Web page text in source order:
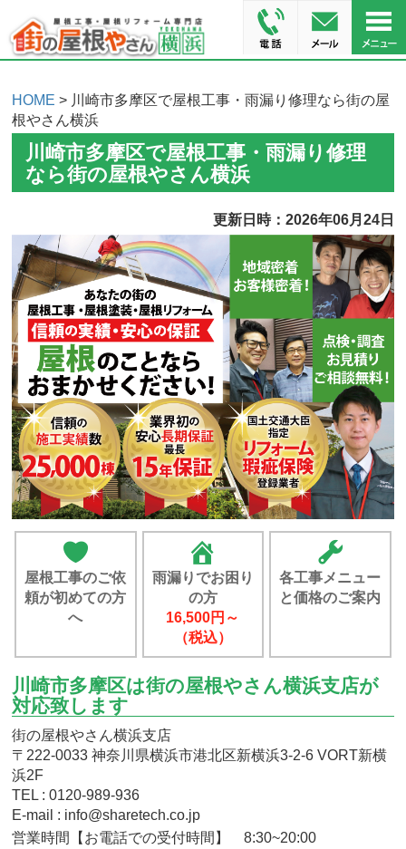
HOME > 川崎市多摩区で屋根工事・雨漏り修理なら街の屋
根やさん横浜
川崎市多摩区で屋根工事・雨漏り修理
なら街の屋根やさん横浜
更新日時：2026年06月24日
屋根工事のご依
頼が初めての方
へ
雨漏りでお困り
の方
16,500円～
（税込）
各工事メニュー
と価格のご案内
川崎市多摩区は街の屋根やさん横浜支店が
対応致します
街の屋根やさん横浜支店
〒222-0033 神奈川県横浜市港北区新横浜3-2-6 VORT新横
浜2F
TEL : 0120-989-936
E-mail : info@sharetech.co.jp
営業時間【お電話での受付時間】 8:30~20:00